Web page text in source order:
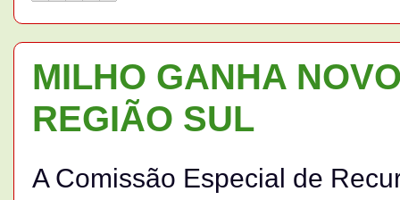
MILHO GANHA
REGIÃO SUL
A Comissão Especial de